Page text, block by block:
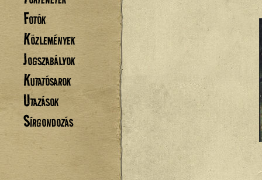
Fotók
Közlemények
Jogszabályok
Kutatósarok
Utazások
Sírgondozás